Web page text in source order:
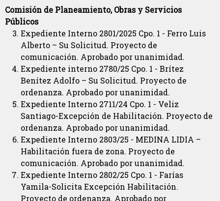
Comisión de Planeamiento, Obras y Servicios
Públicos
Expediente Interno 2801/2025 Cpo. 1 - Ferro Luis
Alberto – Su Solicitud. Proyecto de
comunicación. Aprobado por unanimidad.
Expediente interno 2780/25 Cpo. 1 - Brítez
Benítez Adolfo – Su Solicitud. Proyecto de
ordenanza. Aprobado por unanimidad.
Expediente Interno 2711/24 Cpo. 1 - Veliz
Santiago-Excepción de Habilitación. Proyecto de
ordenanza. Aprobado por unanimidad.
Expediente Interno 2803/25 - MEDINA LIDIA –
Habilitación fuera de zona. Proyecto de
comunicación. Aprobado por unanimidad.
Expediente Interno 2802/25 Cpo. 1 - Farías
Yamila-Solicita Excepción Habilitación.
Proyecto de ordenanza. Aprobado por